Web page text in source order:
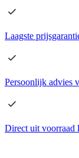
Laagste
Persoonlijk advies
Direct uit voorraad